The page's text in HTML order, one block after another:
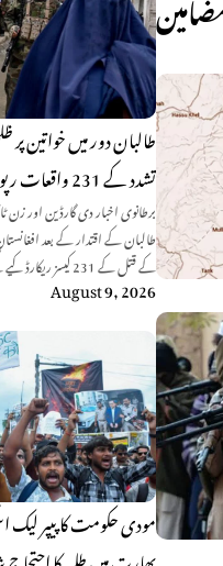
طالبان دور میں خواتین
تشدد کے 231 واقعات رپورٹ
برطانوی اخبار دی گارڈین اور
کے قتل کے 231 کیسز ریکارڈ کیے گئے ہیں۔
August 9, 2026
مودی حکومت کا پیپر لیک